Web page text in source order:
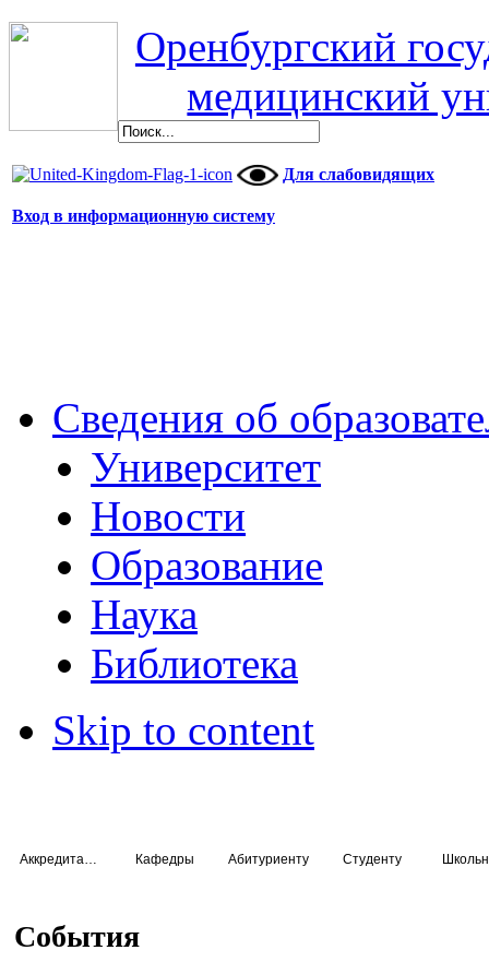
Оренбургский
медицинский
Для слабовидящих
Вход в информационную систему
Сведения об
Университет
Новости
Образование
Наука
Библиотека
Skip to content
Кафедры Абитуриенту Студенту
События